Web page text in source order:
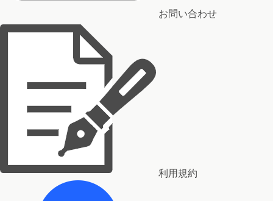
お問い合わせ
利用規約